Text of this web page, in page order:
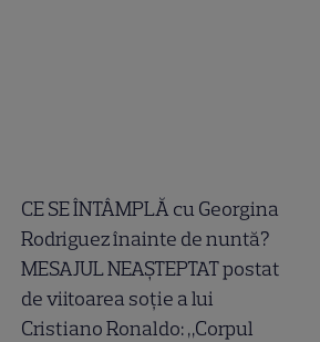
CE SE ÎNTÂMPLĂ cu Georgina
Rodriguez înainte de nuntă?
MESAJUL NEAȘTEPTAT postat
de viitoarea soție a lui
Cristiano Ronaldo: „Corpul